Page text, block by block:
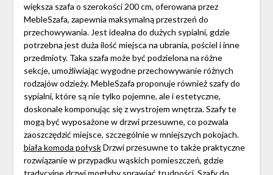
większa szafa o szerokości 200 cm, oferowana przez
MebleSzafa, zapewnia maksymalną przestrzeń do
przechowywania. Jest idealna do dużych sypialni, gdzie
potrzebna jest duża ilość miejsca na ubrania, pościel i inne
przedmioty. Taka szafa może być podzielona na różne
sekcje, umożliwiając wygodne przechowywanie różnych
rodzajów odzieży. MebleSzafa proponuje również szafy do
sypialni, które są nie tylko pojemne, ale i estetyczne,
doskonale komponując się z wystrojem wnętrza. Szafy te
mogą być wyposażone w drzwi przesuwne, co pozwala
zaoszczędzić miejsce, szczególnie w mniejszych pokojach.
biała komoda połyskDrzwi przesuwne to także praktyczne
rozwiązanie w przypadku wąskich pomieszczeń, gdzie
tradycyjne drzwi mogłyby sprawiać trudności. Szafy do